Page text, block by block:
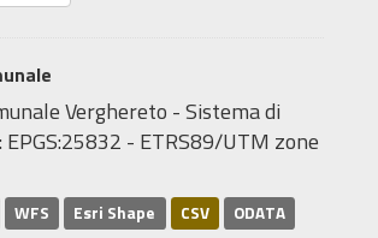
Verghereto - Sistema di
- ETRS89/UTM zone
WFS Esri Shape CSV ODATA